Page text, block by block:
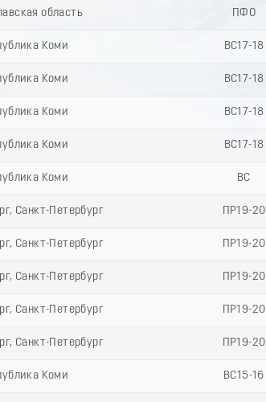
область ПФО
Коми ВС17-18
Коми ВС17-18
Коми ВС17-18
Коми ВС17-18
Коми ВС
Санкт-Петербург ПР19-20
Санкт-Петербург ПР19-20
Санкт-Петербург ПР19-20
Санкт-Петербург ПР19-20
Санкт-Петербург ПР19-20
Коми ВС15-16